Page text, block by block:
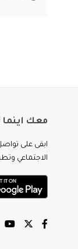
معك اينما
ابقى على
الاجتماعي